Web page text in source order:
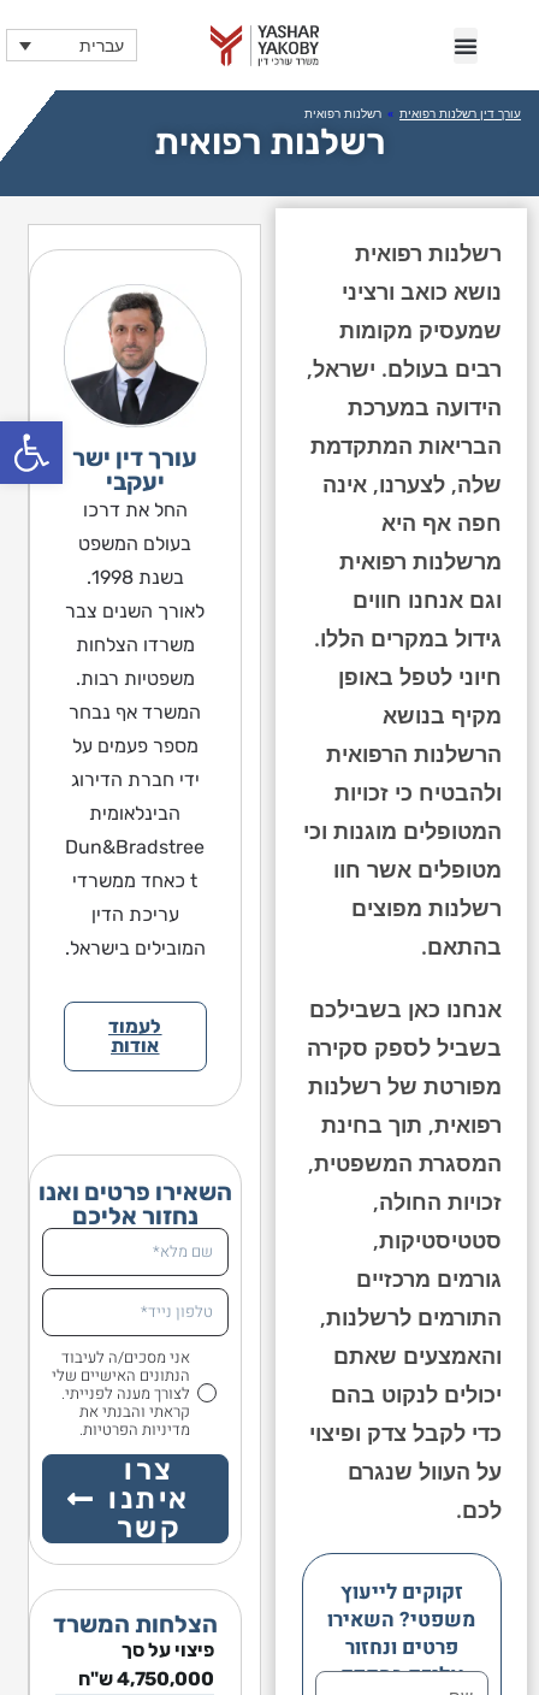
עברית
עורך דין רשלנות רפואית » רשלנות רפואית
רשלנות רפואית
רשלנות רפואית
נושא כואב ורציני
שמעסיק מקומות
רבים בעולם. ישראל,
הידועה במערכת
הבריאות המתקדמת
שלה, לצערנו, אינה
חפה אף היא
מרשלנות רפואית
וגם אנחנו חווים
גידול במקרים הללו.
חיוני לטפל באופן
מקיף בנושא
הרשלנות הרפואית
ולהבטיח כי זכויות
המטופלים מוגנות וכי
מטופלים אשר חוו
רשלנות מפוצים
בהתאם.
אנחנו כאן בשבילכם
בשביל לספק סקירה
מפורטת של רשלנות
רפואית, תוך בחינת
המסגרת המשפטית,
זכויות החולה,
סטטיסטיקות,
גורמים מרכזיים
התורמים לרשלנות,
והאמצעים שאתם
יכולים לנקוט בהם
כדי לקבל צדק ופיצוי
על העוול שנגרם
לכם.
זקוקים לייעוץ
משפטי? השאירו
פרטים ונחזור
אליכם בהקדם
עורך דין ישר
יעקבי
החל את דרכו
בעולם המשפט
בשנת 1998.
לאורך השנים צבר
משרדו הצלחות
משפטיות רבות.
המשרד אף נבחר
מספר פעמים על
ידי חברת הדירוג
הבינלאומית
Dun&Bradstree
t כאחד ממשרדי
עריכת הדין
המובילים בישראל.
לעמוד
אודות
השאירו פרטים ואנו
נחזור אליכם
אני מסכים/ה לעיבוד
הנתונים האישיים שלי
לצורך מענה לפנייתי.
קראתי והבנתי את
מדיניות הפרטיות.
צרו
איתנו
קשר
הצלחות המשרד
על סך
ש"ח
פיצוי על סך
4,750,000 ש"ח
פיצוי על סך
1,541,068 ש"ח